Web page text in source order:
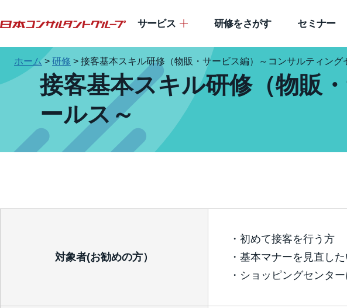
サービス 研修をさがす セミナー
ホーム> 研修 > 接客基本スキル研修（物販・サービス編）～コンサルティング
接客基本スキル研修（物販
ールス～
対象者(お勧めの方）
・初めて接客を行う方
・基本マナーを見直し
・ショッピングセンタ